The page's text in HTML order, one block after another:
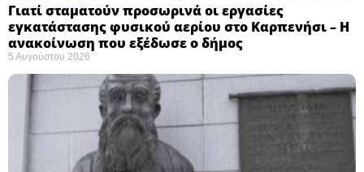
Γιατί σταματούν προσωρινά οι εργασίες
εγκατάστασης φυσικού αερίου στο Καρπενήσι – Η
ανακοίνωση που εξέδωσε ο δήμος
5 Αυγούστου 2026